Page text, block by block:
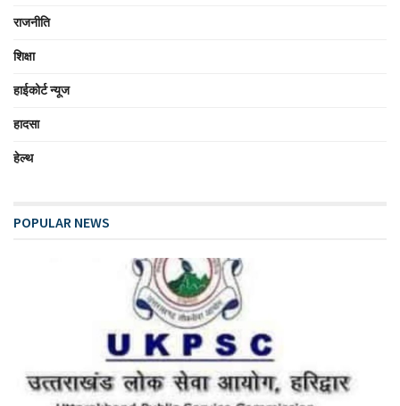
राजनीति
शिक्षा
हाईकोर्ट न्यूज
हादसा
हेल्थ
POPULAR NEWS